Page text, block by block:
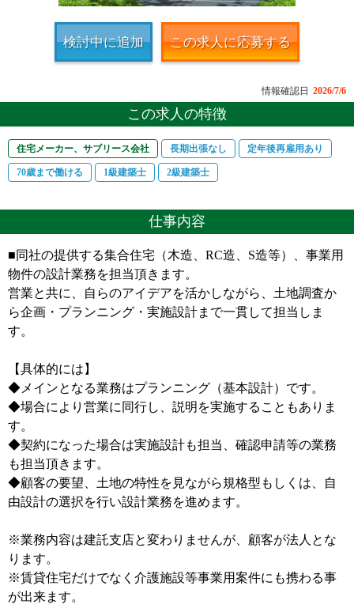
検討中に追加 この求人に応募する
情報確認日 2026/7/6
この求人の特徴
住宅メーカー、サブリース会社 長期出張なし 定年後再雇用あり
70歳まで働ける 1級建築士 2級建築士
仕事内容
■同社の提供する集合住宅（木造、RC造、S造等）、事業用
物件の設計業務を担当頂きます。
営業と共に、自らのアイデアを活かしながら、土地調査か
ら企画・プランニング・実施設計まで一貫して担当しま
す。
【具体的には】
◆メインとなる業務はプランニング（基本設計）です。
◆場合により営業に同行し、説明を実施することもありま
す。
◆契約になった場合は実施設計も担当、確認申請等の業務
も担当頂きます。
◆顧客の要望、土地の特性を見ながら規格型もしくは、自
由設計の選択を行い設計業務を進めます。
※業務内容は建託支店と変わりませんが、顧客が法人とな
ります。
※賃貸住宅だけでなく介護施設等事業用案件にも携わる事
が出来ます。